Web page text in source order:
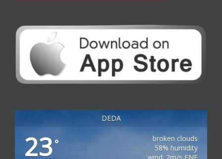
DEDA
23°
broken clouds
58% humidity
wind: 2m/s ENE